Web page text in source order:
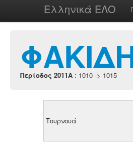
Ελληνικά ΕΛΟ
Περίοδος 2011A : 1010 -> 1015
Τουρνουά